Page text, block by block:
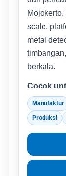
scale,
metal
berkala.
Cocok
Manufaktur
Produksi